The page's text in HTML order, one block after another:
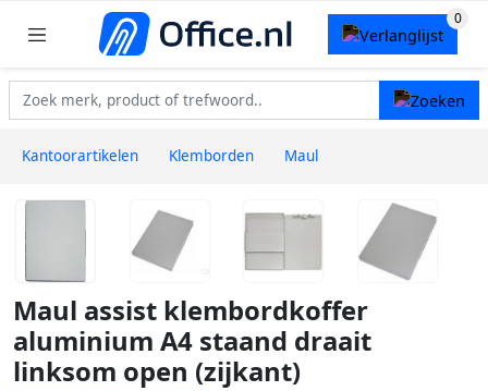
Kantoorartikelen Klemborden Maul
Maul assist klembordkoffer
aluminium A4 staand draait
linksom open (zijkant)